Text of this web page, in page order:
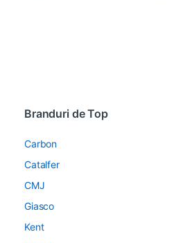
Branduri de Top
Carbon
Catalfer
CMJ
Giasco
Kent